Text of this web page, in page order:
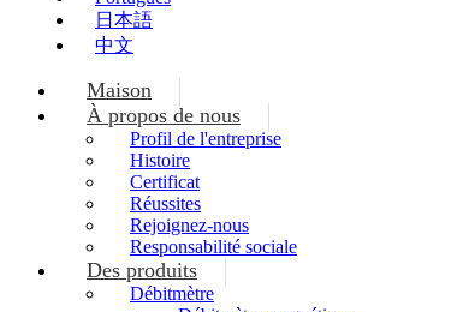
日本語
中文
Maison
À propos de nous
Profil de l'entreprise
Histoire
Certificat
Réussites
Rejoignez-nous
Responsabilité sociale
Des produits
Débitmètre